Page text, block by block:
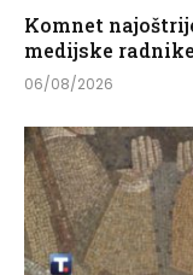
Komnet
medijske
06/08/2026